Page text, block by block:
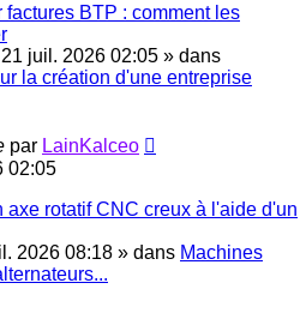
factures BTP : comment les
21 juil. 2026 02:05 » dans
la création d'une entreprise
par LainKalceo
02:05
axe rotatif CNC creux à l'aide d'un
2026 08:18 » dans Machines